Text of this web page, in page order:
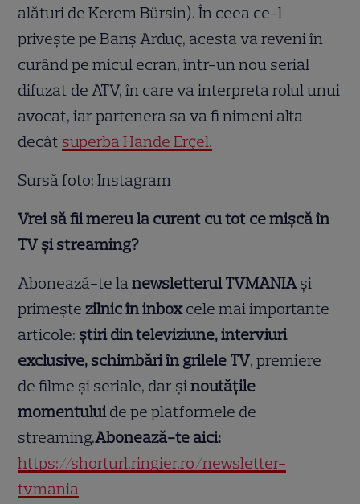
alături de Kerem Bürsin). În ceea ce-l
privește pe Barış Arduç, acesta va reveni în
curând pe micul ecran, într-un nou serial
difuzat de ATV, în care va interpreta rolul unui
avocat, iar partenera sa va fi nimeni alta
decât superba Hande Erçel.
Sursă foto: Instagram
Vrei să fii mereu la curent cu tot ce mișcă în
TV și streaming?
Abonează-te lanewsletterul TVMANIAși
primește zilnic în inboxcele mai importante
articole: știri din televiziune, interviuri
exclusive, schimbări în grilele TV, premiere
de filme și seriale, dar șinoutățile
momentuluide pe platformele de
streaming.Abonează-te aici:
https://shorturl.ringier.ro/newsletter-
tvmania